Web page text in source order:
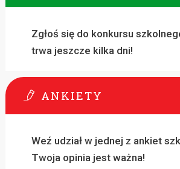
Zgłoś się do konkursu
trwa jeszcze kilka dni!
ANKIETY
Weź udział w jednej z ankiet
Twoja opinia jest ważna!